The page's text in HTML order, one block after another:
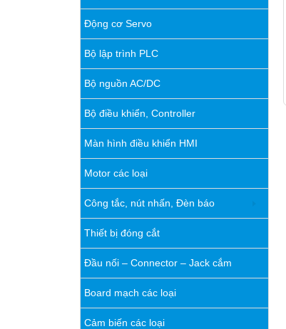
Động cơ Servo
Bộ lập trình PLC
Bộ nguồn AC/DC
Bộ điều khiển, Controller
Màn hình điều khiển HMI
Motor các loại
Công tắc, nút nhấn, Đèn báo
Thiết bị đóng cắt
Đầu nối – Connector – Jack cắm
Board mạch các loại
Cảm biến các loại